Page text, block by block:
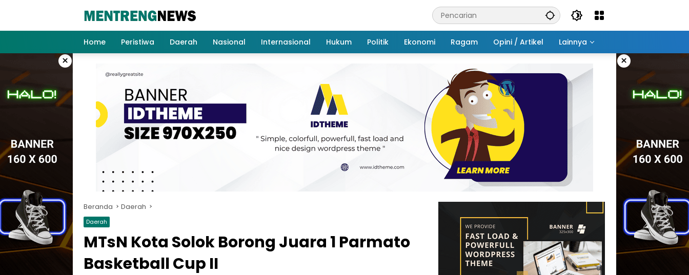
Home
Peristiwa Daerah Nasional Internasional Hukum Politik Ekonomi Ragam Opini / Artikel Lainnya
× ×
Beranda Daerah
Daerah
MTsN Kota Solok Borong Juara 1 Parmato
Basketball Cup II